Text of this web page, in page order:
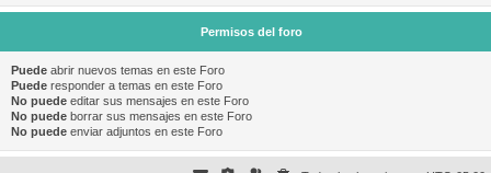
Permisos del foro
Puede abrir nuevos temas en este Foro
Puede responder a temas en este Foro
No puede editar sus mensajes en este Foro
No puede borrar sus mensajes en este Foro
No puede enviar adjuntos en este Foro